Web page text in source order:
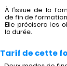
À l’issue de la
de fin de
Elle précisera les
la durée.
Tarif de cette